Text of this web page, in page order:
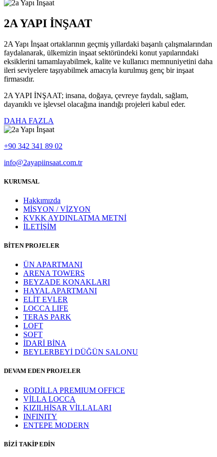
2A YAPI İNŞAAT
2A Yapı İnşaat ortaklarının geçmiş yıllardaki başarılı çalışmalarından
faydalanarak, ülkemizin inşaat sektöründeki konut yapılarındaki
eksiklerini tamamlayabilmek, kalite ve kullanıcı memnuniyetini daha
ileri seviyelere taşıyabilmek amacıyla kurulmuş genç bir inşaat
firmasıdır.
2A YAPI İNŞAAT; insana, doğaya, çevreye faydalı, sağlam,
dayanıklı ve işlevsel olacağına inandığı projeleri kabul eder.
DAHA FAZLA
+90 342 341 89 02
info@2ayapiinsaat.com.tr
KURUMSAL
Hakkımızda
MİSYON / VİZYON
KVKK AYDINLATMA METNİ
İLETİŞİM
BİTEN PROJELER
ÜN APARTMANI
ARENA TOWERS
BEYZADE KONAKLARI
HAYAL APARTMANI
ELİT EVLER
LOCCA LIFE
TERAS PARK
LOFT
SOFT
İDARİ BİNA
BEYLERBEYİ DÜĞÜN SALONU
DEVAM EDEN PROJELER
RODİLLA PREMIUM OFFICE
VİLLA LOCCA
KIZILHİSAR VİLLALARI
INFINITY
ENTEPE MODERN
BİZİ TAKİP EDİN